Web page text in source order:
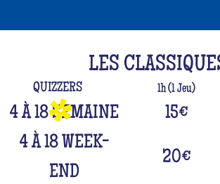
LES
QUIZZERS 1h (1 Jeu)
4 À 18 SEMAINE 15€
4 À 18 WEEK-
END
20€